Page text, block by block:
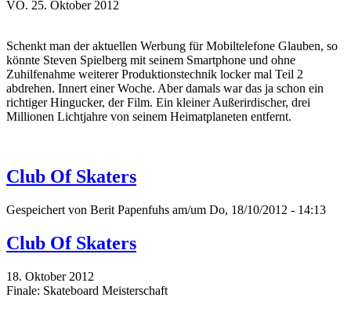
VÖ. 25. Oktober 2012
Schenkt man der aktuellen Werbung für Mobiltelefone Glauben, so
könnte Steven Spielberg mit seinem Smartphone und ohne
Zuhilfenahme weiterer Produktionstechnik locker mal Teil 2
abdrehen. Innert einer Woche. Aber damals war das ja schon ein
richtiger Hingucker, der Film. Ein kleiner Außerirdischer, drei
Millionen Lichtjahre von seinem Heimatplaneten entfernt.
Club Of Skaters
Gespeichert von Berit Papenfuhs am/um Do, 18/10/2012 - 14:13
Club Of Skaters
18. Oktober 2012
Finale: Skateboard Meisterschaft